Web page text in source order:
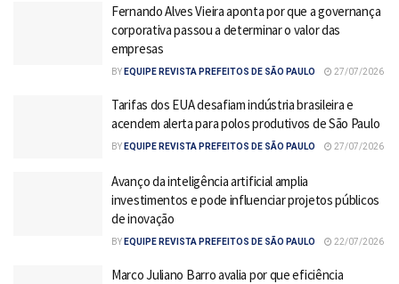
Fernando Alves Vieira aponta por que a governança
corporativa passou a determinar o valor das
empresas
BY EQUIPE REVISTA PREFEITOS DE SÃO PAULO 27/07/2026
Tarifas dos EUA desafiam indústria brasileira e
acendem alerta para polos produtivos de São Paulo
BY EQUIPE REVISTA PREFEITOS DE SÃO PAULO 27/07/2026
Avanço da inteligência artificial amplia
investimentos e pode influenciar projetos públicos
de inovação
BY EQUIPE REVISTA PREFEITOS DE SÃO PAULO 22/07/2026
Marco Juliano Barro avalia por que eficiência